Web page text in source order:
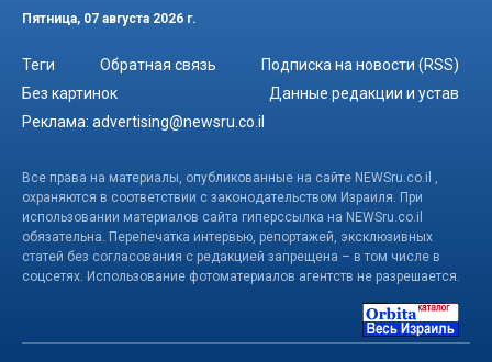
Пятница, 07 августа 2026 г.
Теги Обратная связь
Подписка на новости (RSS)
Без картинок
Данные редакции и устав
Реклама: advertising@newsru.co.il
Все права на материалы, опубликованные на сайте NEWSru.co.il ,
охраняются в соответствии с законодательством Израиля. При
использовании материалов сайта гиперссылка на NEWSru.co.il
обязательна. Перепечатка интервью, репортажей, эксклюзивных
статей без согласования с редакцией запрещена – в том числе в
соцсетях. Использование фотоматериалов агентств не разрешается.